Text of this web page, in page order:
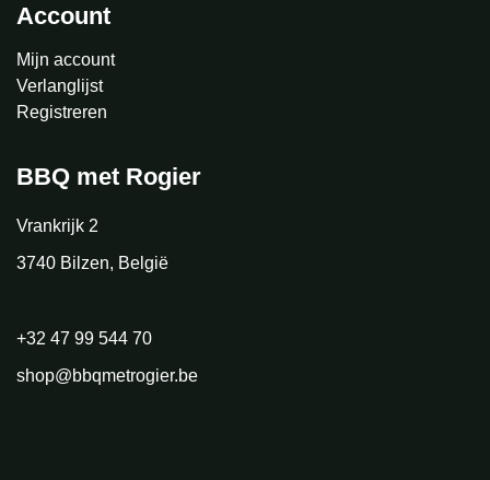
Account
Mijn account
Verlanglijst
Registreren
BBQ met Rogier
Vrankrijk 2
3740 Bilzen, België
+32 47 99 544 70
shop@bbqmetrogier.be